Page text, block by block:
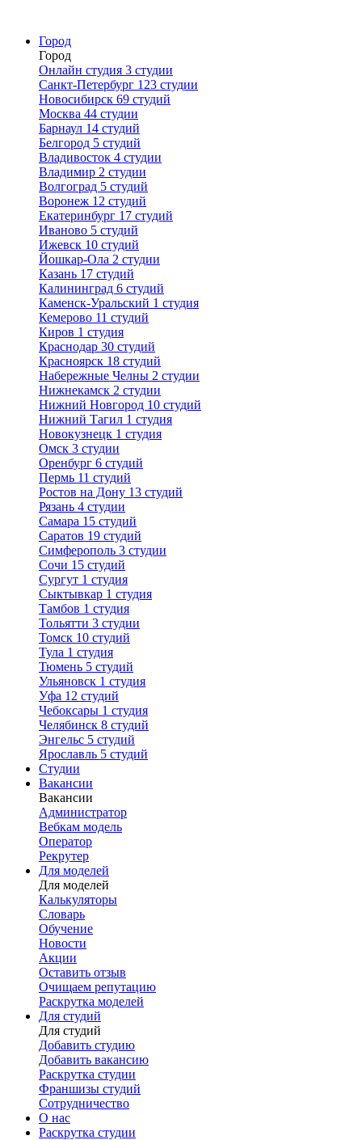
Город
Город
Онлайн студия 3 студии
Санкт-Петербург 123 студии
Новосибирск 69 студий
Москва 44 студии
Барнаул 14 студий
Белгород 5 студий
Владивосток 4 студии
Владимир 2 студии
Волгоград 5 студий
Воронеж 12 студий
Екатеринбург 17 студий
Иваново 5 студий
Ижевск 10 студий
Йошкар-Ола 2 студии
Казань 17 студий
Калининград 6 студий
Каменск-Уральский 1 студия
Кемерово 11 студий
Киров 1 студия
Краснодар 30 студий
Красноярск 18 студий
Набережные Челны 2 студии
Нижнекамск 2 студии
Нижний Новгород 10 студий
Нижний Тагил 1 студия
Новокузнецк 1 студия
Омск 3 студии
Оренбург 6 студий
Пермь 11 студий
Ростов на Дону 13 студий
Рязань 4 студии
Самара 15 студий
Саратов 19 студий
Симферополь 3 студии
Сочи 15 студий
Сургут 1 студия
Сыктывкар 1 студия
Тамбов 1 студия
Тольятти 3 студии
Томск 10 студий
Тула 1 студия
Тюмень 5 студий
Ульяновск 1 студия
Уфа 12 студий
Чебоксары 1 студия
Челябинск 8 студий
Энгельс 5 студий
Ярославль 5 студий
Студии
Вакансии
Вакансии
Администратор
Вебкам модель
Оператор
Рекрутер
Для моделей
Для моделей
Калькуляторы
Словарь
Обучение
Новости
Акции
Оставить отзыв
Очищаем репутацию
Раскрутка моделей
Для студий
Для студий
Добавить студию
Добавить вакансию
Раскрутка студии
Франшизы студий
Сотрудничество
О нас
Раскрутка студии